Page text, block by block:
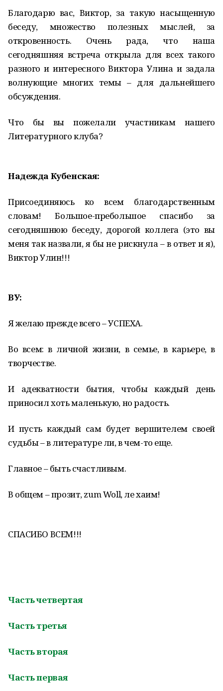
Благодарю вас, Виктор, за такую насыщенную
беседу, множество полезных мыслей, за
откровенность. Очень рада, что наша
сегодняшняя встреча открыла для всех такого
разного и интересного Виктора Улина и задала
волнующие многих темы – для дальнейшего
обсуждения.
Что бы вы пожелали участникам нашего
Литературного клуба?
Надежда Кубенская:
Присоединяюсь ко всем благодарственным
словам! Большое-пребольшое спасибо за
сегодняшнюю беседу, дорогой коллега (это вы
меня так назвали, я бы не рискнула – в ответ и я),
Виктор Улин!!!
ВУ:
Я желаю прежде всего – УСПЕХА.
Во всем: в личной жизни, в семье, в карьере, в
творчестве.
И адекватности бытия, чтобы каждый день
приносил хоть маленькую, но радость.
И пусть каждый сам будет вершителем своей
судьбы – в литературе ли, в чем-то еще.
Главное – быть счастливым.
В общем – прозит, zum Woll, ле хаим!
СПАСИБО ВСЕМ!!!
Часть четвертая
Часть третья
Часть вторая
Часть первая